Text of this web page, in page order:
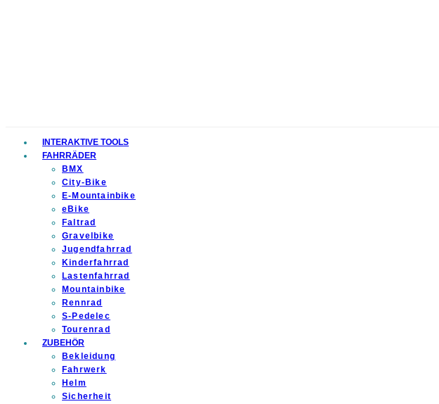
INTERAKTIVE TOOLS
FAHRRÄDER
BMX
City-Bike
E-Mountainbike
eBike
Faltrad
Gravelbike
Jugendfahrrad
Kinderfahrrad
Lastenfahrrad
Mountainbike
Rennrad
S-Pedelec
Tourenrad
ZUBEHÖR
Bekleidung
Fahrwerk
Helm
Sicherheit